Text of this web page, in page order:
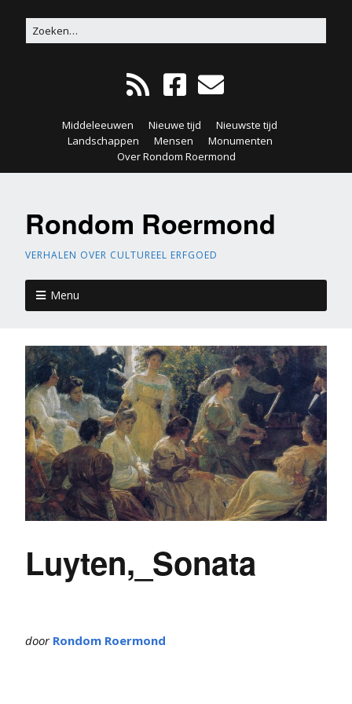
Middeleeuwen Nieuwe tijd
Nieuwste tijd
Landschappen
Mensen
Monumenten
Over Rondom Roermond
Rondom Roermond
VERHALEN OVER CULTUREEL ERFGOED
Menu
Luyten,_Sonata
door Rondom Roermond